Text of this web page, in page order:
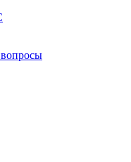
вопросы